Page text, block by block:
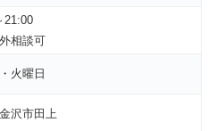
21:00
相談可
火曜日
沢市田上